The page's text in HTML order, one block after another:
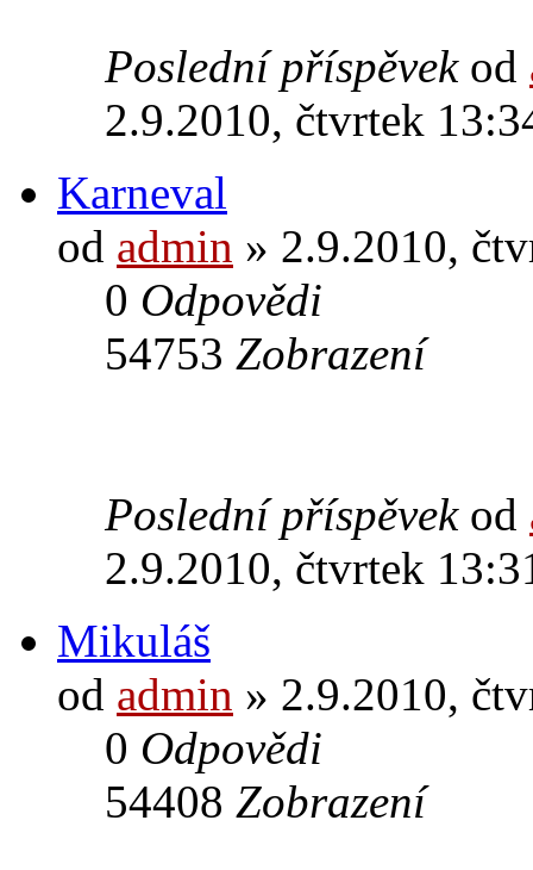
Poslední příspěvek od
2.9.2010, čtvrtek
Karneval
od admin » 2.9.2010,
0 Odpovědi
54753 Zobrazení
Poslední příspěvek od
2.9.2010, čtvrtek
Mikuláš
od admin » 2.9.2010,
0 Odpovědi
54408 Zobrazení